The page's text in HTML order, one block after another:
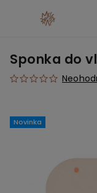
Sponka do
Novinka